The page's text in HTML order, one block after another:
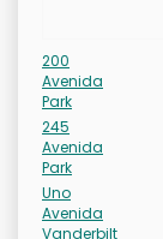
200
Avenida
Park
245
Avenida
Park
Uno
Avenida
Vanderbilt